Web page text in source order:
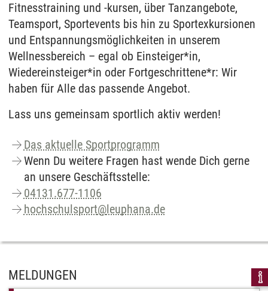
Fitnesstraining und -kursen, über Tanzangebote,
Teamsport, Sportevents bis hin zu Sportexkursionen
und Entspannungsmöglichkeiten in unserem
Wellnessbereich – egal ob Einsteiger*in,
Wiedereinsteiger*in oder Fortgeschrittene*r: Wir
haben für Alle das passende Angebot.
Lass uns gemeinsam sportlich aktiv werden!
Das aktuelle Sportprogramm
Wenn Du weitere Fragen hast wende Dich gerne
an unsere Geschäftsstelle:
04131.677-1106
hochschulsport@leuphana.de
MELDUNGEN